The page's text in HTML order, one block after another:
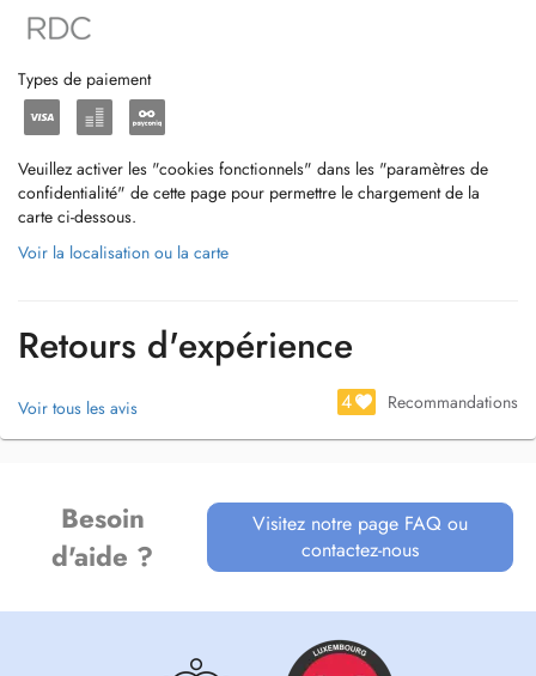
Types de paiement
Veuillez activer les "cookies fonctionnels" dans les "paramètres de
confidentialité" de cette page pour permettre le chargement de la
carte ci-dessous.
Voir la localisation ou la carte
Retours d'expérience
Voir tous les avis 4 Recommandations
Besoin
d'aide ?
Visitez notre page FAQ ou
contactez-nous